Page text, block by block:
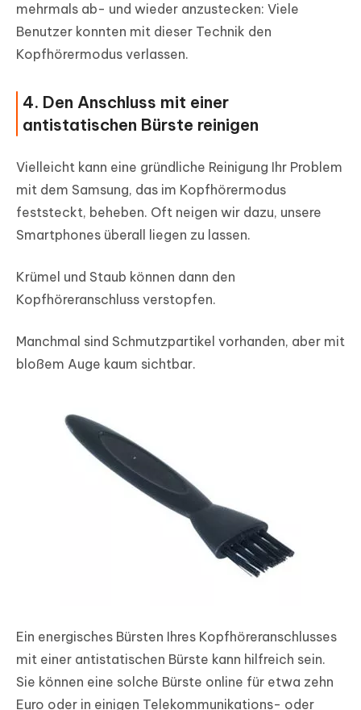
mehrmals ab- und wieder anzustecken: Viele
Benutzer konnten mit dieser Technik den
Kopfhörermodus verlassen.
4. Den Anschluss mit einer
antistatischen Bürste reinigen
Vielleicht kann eine gründliche Reinigung Ihr Problem
mit dem Samsung, das im Kopfhörermodus
feststeckt, beheben. Oft neigen wir dazu, unsere
Smartphones überall liegen zu lassen.
Krümel und Staub können dann den
Kopfhöreranschluss verstopfen.
Manchmal sind Schmutzpartikel vorhanden, aber mit
bloßem Auge kaum sichtbar.
Ein energisches Bürsten Ihres Kopfhöreranschlusses
mit einer antistatischen Bürste kann hilfreich sein.
Sie können eine solche Bürste online für etwa zehn
Euro oder in einigen Telekommunikations- oder